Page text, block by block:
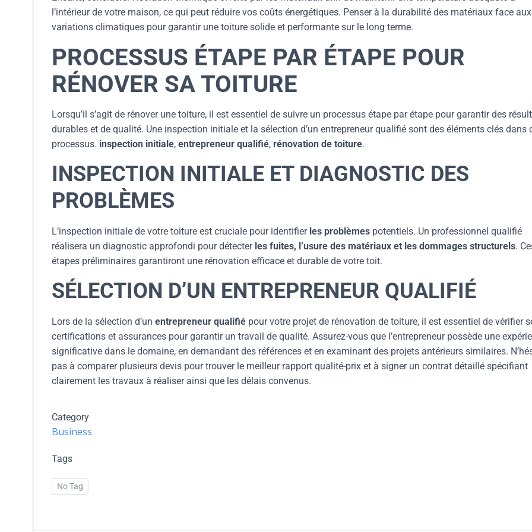
l’intérieur de votre maison, ce qui peut réduire vos coûts énergétiques. Penser à la durabilité des matériaux face aux
variations climatiques pour garantir une toiture solide et performante sur le long terme.
PROCESSUS ÉTAPE PAR ÉTAPE POUR
RÉNOVER SA TOITURE
Lorsqu’il s’agit de rénover une toiture, il est essentiel de suivre un processus étape par étape pour garantir des
durables et de qualité. Une inspection initiale et la sélection d’un entrepreneur qualifié sont des éléments clés dans
processus. inspection initiale, entrepreneur qualifié, rénovation de toiture.
INSPECTION INITIALE ET DIAGNOSTIC DES
PROBLÈMES
L’inspection initiale de votre toiture est cruciale pour identifier les problèmes potentiels. Un professionnel qualifié
réalisera un diagnostic approfondi pour détecter les fuites, l’usure des matériaux et les dommages structurels.
étapes préliminaires garantiront une rénovation efficace et durable de votre toit.
SÉLECTION D’UN ENTREPRENEUR QUALIFIÉ
Lors de la sélection d’un entrepreneur qualifié pour votre projet de rénovation de toiture, il est essentiel de vérifier
certifications et assurances pour garantir un travail de qualité. Assurez-vous que l’entrepreneur possède une
significative dans le domaine, en demandant des références et en examinant des projets antérieurs similaires.
pas à comparer plusieurs devis pour trouver le meilleur rapport qualité-prix et à signer un contrat détaillé spécifiant
clairement les travaux à réaliser ainsi que les délais convenus.
Category
Business
Tags
No Tag